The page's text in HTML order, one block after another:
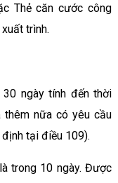
Thẻ căn cước công
trình.
ngày tính đến thời
nữa có yêu cầu
tại điều 109).
trong 10 ngày. Được